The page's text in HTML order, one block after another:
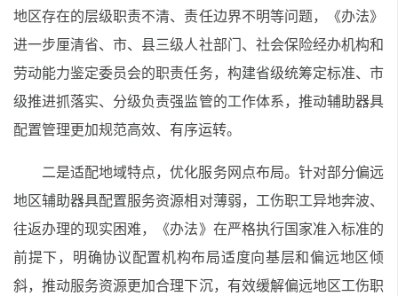
地区存在的层级职责不清、责任边界不明等问题，《办法》
进一步厘清省、市、县三级人社部门、社会保险经办机构和
劳动能力鉴定委员会的职责任务，构建省级统筹定标准、市
级推进抓落实、分级负责强监管的工作体系，推动辅助器具
配置管理更加规范高效、有序运转。
二是适配地域特点，优化服务网点布局。针对部分偏远
地区辅助器具配置服务资源相对薄弱，工伤职工异地奔波、
往返办理的现实困难，《办法》在严格执行国家准入标准的
前提下，明确协议配置机构布局适度向基层和偏远地区倾
斜，推动服务资源更加合理下沉，有效缓解偏远地区工伤职